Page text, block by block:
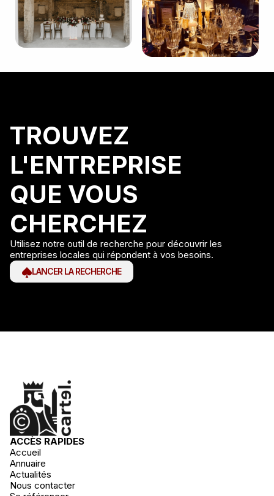
TROUVEZ
L'ENTREPRISE
QUE VOUS
CHERCHEZ
Utilisez notre outil de recherche pour découvrir les
entreprises locales qui répondent à vos besoins.
LANCER LA RECHERCHE
ACCÈS RAPIDES
Accueil
Annuaire
Actualités
Nous contacter